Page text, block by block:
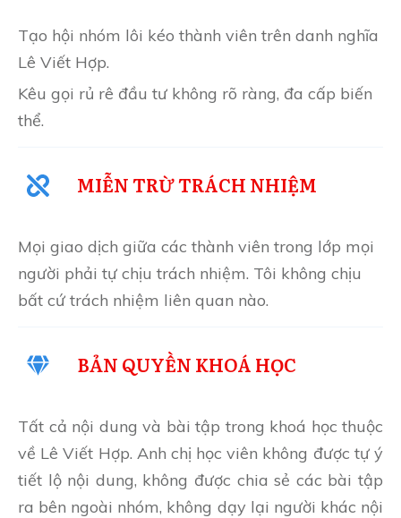
Tạo hội nhóm lôi kéo thành viên trên danh nghĩa
Lê Viết Hợp.
Kêu gọi rủ rê đầu tư không rõ ràng, đa cấp biến
thể.
MIỄN TRỪ TRÁCH NHIỆM
Mọi giao dịch giữa các thành viên trong lớp mọi
người phải tự chịu trách nhiệm. Tôi không chịu
bất cứ trách nhiệm liên quan nào.
BẢN QUYỀN KHOÁ HỌC
Tất cả nội dung và bài tập trong khoá học thuộc
về Lê Viết Hợp. Anh chị học viên không được tự ý
tiết lộ nội dung, không được chia sẻ các bài tập
ra bên ngoài nhóm, không dạy lại người khác nội